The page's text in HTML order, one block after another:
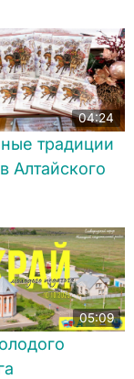
04:24
традиции
Алтайского
05:09